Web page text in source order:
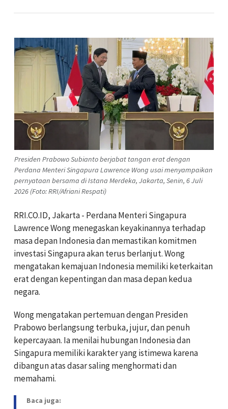
Presiden Prabowo Subianto berjabat tangan erat dengan
Perdana Menteri Singapura Lawrence Wong usai menyampaikan
pernyataan bersama di Istana Merdeka, Jakarta, Senin, 6 Juli
2026 (Foto: RRI/Afriani Respati)
RRI.CO.ID, Jakarta - Perdana Menteri Singapura
Lawrence Wong menegaskan keyakinannya terhadap
masa depan Indonesia dan memastikan komitmen
investasi Singapura akan terus berlanjut. Wong
mengatakan kemajuan Indonesia memiliki keterkaitan
erat dengan kepentingan dan masa depan kedua
negara.
Wong mengatakan pertemuan dengan Presiden
Prabowo berlangsung terbuka, jujur, dan penuh
kepercayaan. Ia menilai hubungan Indonesia dan
Singapura memiliki karakter yang istimewa karena
dibangun atas dasar saling menghormati dan
memahami.
Baca juga: